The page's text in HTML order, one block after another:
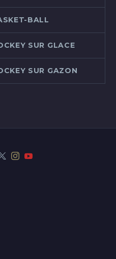
BALL
SUR GLACE
SUR GAZON